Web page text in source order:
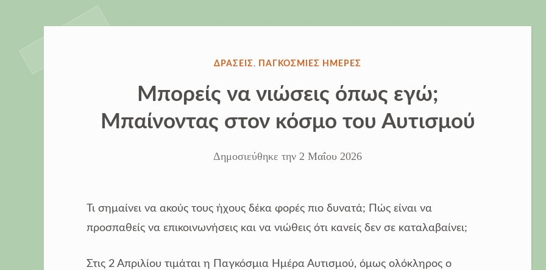
ΔΗΜΟΣΙΕΎΘΗΚΕ
ΔΡΆΣΕΙΣ , ΠΑΓΚΌΣΜΙΕΣ ΗΜΈΡΕΣ
Μπορείς να νιώσεις όπως εγώ;
Μπαίνοντας στον κόσμο του Αυτισμού
Δημοσιεύθηκε την 2 Μαΐου 2026
Τι σημαίνει να ακούς τους ήχους δέκα φορές πιο δυνατά; Πώς είναι να
προσπαθείς να επικοινωνήσεις και να νιώθεις ότι κανείς δεν σε καταλαβαίνει;
Στις 2 Απριλίου τιμάται η Παγκόσμια Ημέρα Αυτισμού, όμως ολόκληρος ο